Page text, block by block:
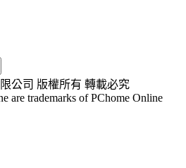
公司 版權所有 轉載必究
are trademarks of PChome Online